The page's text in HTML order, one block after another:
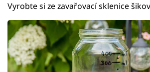
Vyrobte si ze zavařovací sklenice